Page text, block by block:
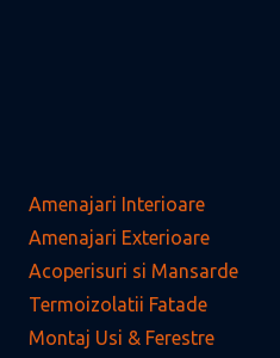
Amenajari Interioare
Amenajari Exterioare
Acoperisuri si Mansarde
Termoizolatii Fatade
Montaj Usi & Ferestre